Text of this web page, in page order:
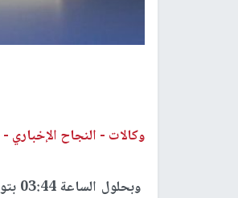
وكالات - النجاح الإخباري -